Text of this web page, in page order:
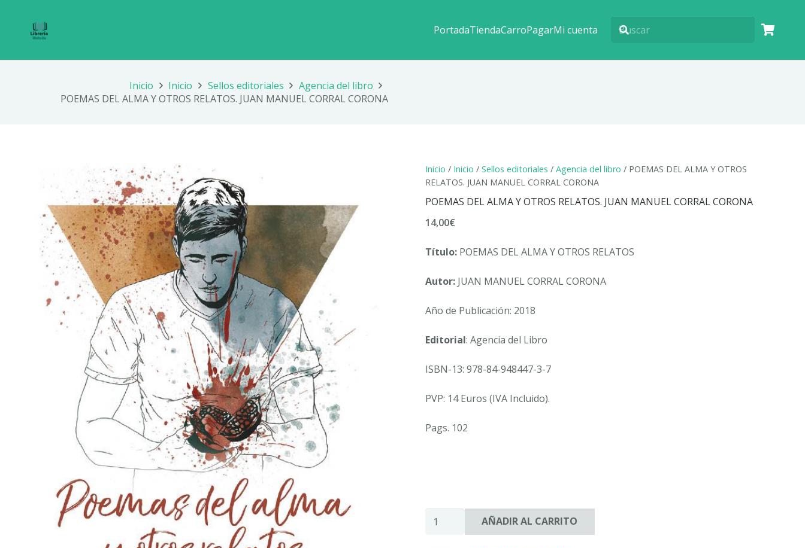
PortadaTiendaCarroPagarMi cuenta
Inicio Inicio Sellos editoriales
Agencia del libro
POEMAS DEL ALMA Y OTROS RELATOS. JUAN MANUEL CORRAL CORONA
Inicio / Inicio / Sellos editoriales / Agencia del libro / POEMAS DEL ALMA Y OTROS
RELATOS. JUAN MANUEL CORRAL CORONA
POEMAS DEL ALMA Y OTROS RELATOS. JUAN MANUEL CORRAL CORONA
14,00€
Título:POEMAS DEL ALMA Y OTROS RELATOS
Autor:JUAN MANUEL CORRAL CORONA
Año de Publicación: 2018
Editorial: Agencia del Libro
ISBN-13: 978-84-948447-3-7
PVP: 14 Euros (IVA Incluido).
Pags. 102
POEMAS
DEL
AÑADIR AL CARRITO